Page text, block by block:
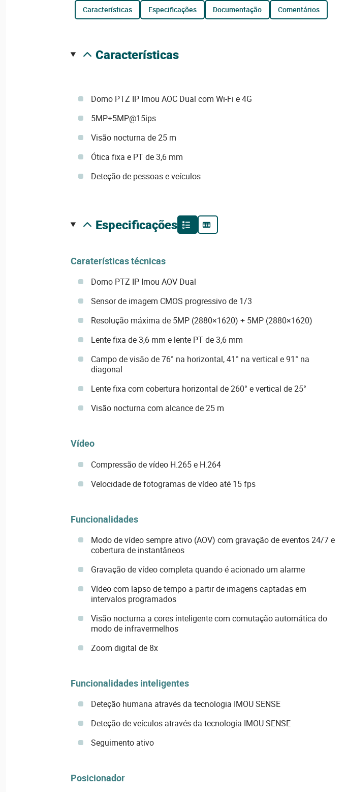
características especificações documentação comentários
características
Domo PTZ IP Imou AOC Dual com Wi-Fi e 4G
5MP+5MP@15ips
Visão nocturna de 25 m
Ótica fixa e PT de 3,6 mm
Deteção de pessoas e veículos
especificações
Caraterísticas técnicas
Domo PTZ IP Imou AOV Dual
Sensor de imagem CMOS progressivo de 1/3
Resolução máxima de 5MP (2880×1620) + 5MP (2880×1620)
Lente fixa de 3,6 mm e lente PT de 3,6 mm
Campo de visão de 76° na horizontal, 41° na vertical e 91° na
diagonal
Lente fixa com cobertura horizontal de 260° e vertical de 25°
Visão nocturna com alcance de 25 m
Vídeo
Compressão de vídeo H.265 e H.264
Velocidade de fotogramas de vídeo até 15 fps
Funcionalidades
Modo de vídeo sempre ativo (AOV) com gravação de eventos 24/7 e
cobertura de instantâneos
Gravação de vídeo completa quando é acionado um alarme
Vídeo com lapso de tempo a partir de imagens captadas em
intervalos programados
Visão nocturna a cores inteligente com comutação automática do
modo de infravermelhos
Zoom digital de 8x
Funcionalidades inteligentes
Deteção humana através da tecnologia IMOU SENSE
Deteção de veículos através da tecnologia IMOU SENSE
Seguimento ativo
Posicionador